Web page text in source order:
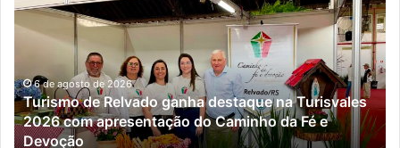
Relvado
ganha
Turisvales
2026
com
apresentação
6 de agosto de 2026
Turismo de Relvado ganha destaque na Turisvales
2026 com apresentação do Caminho da Fé e
Devoção